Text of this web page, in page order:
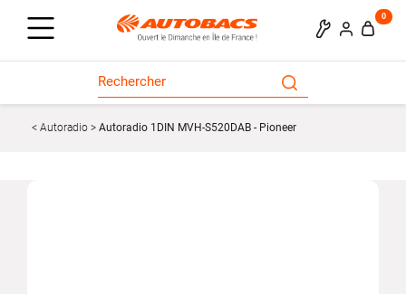
0
Autoradio Autoradio 1DIN MVH-S520DAB - Pioneer